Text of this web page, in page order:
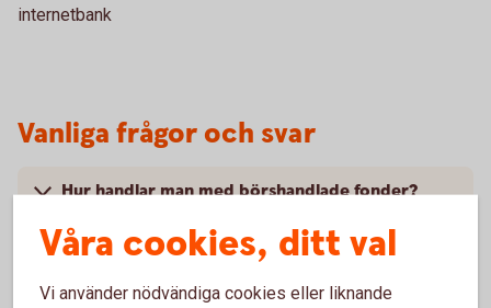
internetbank
Vanliga frågor och svar
Hur handlar man med börshandlade fonder?
Vad är risken med börshandlade fonder?
Våra cookies, ditt val
Vi använder nödvändiga cookies eller liknande